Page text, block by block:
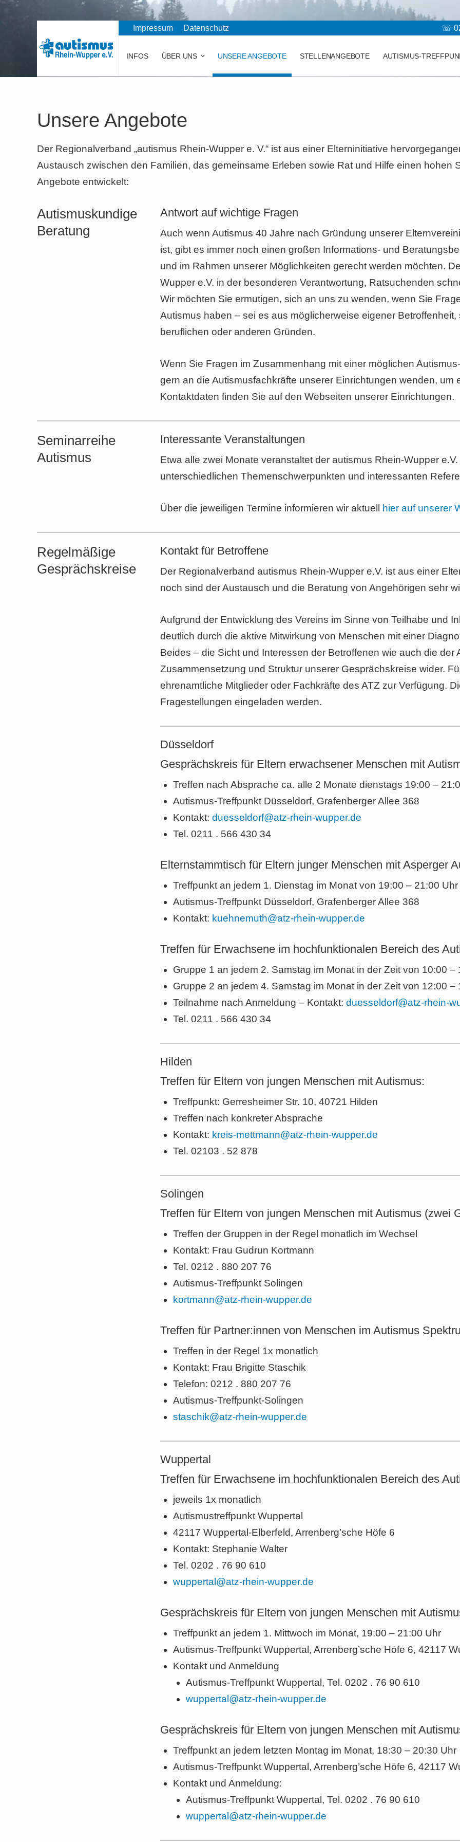
Impressum Datenschutz ☏
INFOS ÜBER UNS UNSERE ANGEBOTE STELLENANGEBOTE AUTISMUS-
Unsere Angebote
Der Regionalverband „autismus Rhein-Wupper e. V.“ ist aus einer Elterninitiative
Austausch zwischen den Familien, das gemeinsame Erleben sowie Rat und Hilfe einen hohen
Angebote entwickelt:
Autismuskundige
Beratung
Antwort auf wichtige Fragen
Auch wenn Autismus 40 Jahre nach Gründung unserer
ist, gibt es immer noch einen großen Informations- und
und im Rahmen unserer Möglichkeiten gerecht werden möchten.
Wupper e.V. in der besonderen Verantwortung, Ratsuchenden
Wir möchten Sie ermutigen, sich an uns zu wenden, wenn Sie
Autismus haben – sei es aus möglicherweise eigener
beruflichen oder anderen Gründen.
Wenn Sie Fragen im Zusammenhang mit einer möglichen
gern an die Autismusfachkräfte unserer Einrichtungen wenden, um
Kontaktdaten finden Sie auf den Webseiten unserer Einrichtungen.
Seminarreihe
Autismus
Interessante Veranstaltungen
Etwa alle zwei Monate veranstaltet der autismus Rhein-Wupper e.V.
unterschiedlichen Themenschwerpunkten und interessanten
Über die jeweiligen Termine informieren wir aktuell hier auf unserer
Regelmäßige
Gesprächskreise
Kontakt für Betroffene
Der Regionalverband autismus Rhein-Wupper e.V. ist aus einer
noch sind der Austausch und die Beratung von Angehörigen sehr
Aufgrund der Entwicklung des Vereins im Sinne von Teilhabe und
deutlich durch die aktive Mitwirkung von Menschen mit einer
Beides – die Sicht und Interessen der Betroffenen wie auch die der
Zusammensetzung und Struktur unserer Gesprächskreise wider.
ehrenamtliche Mitglieder oder Fachkräfte des ATZ zur Verfügung.
Fragestellungen eingeladen werden.
Düsseldorf
Gesprächskreis für Eltern erwachsener Menschen mit
Treffen nach Absprache ca. alle 2 Monate dienstags 19:00 –
Autismus-Treffpunkt Düsseldorf, Grafenberger Allee 368
Kontakt: duesseldorf@atz-rhein-wupper.de
Tel. 0211 . 566 430 34
Elternstammtisch für Eltern junger Menschen mit Asperger
Treffpunkt an jedem 1. Dienstag im Monat von 19:00 – 21:00
Autismus-Treffpunkt Düsseldorf, Grafenberger Allee 368
Kontakt: kuehnemuth@atz-rhein-wupper.de
Treffen für Erwachsene im hochfunktionalen Bereich des
Gruppe 1 an jedem 2. Samstag im Monat in der Zeit von 10:00 –
Gruppe 2 an jedem 4. Samstag im Monat in der Zeit von 12:00 –
Teilnahme nach Anmeldung – Kontakt: duesseldorf@atz-rhein-
Tel. 0211 . 566 430 34
Hilden
Treffen für Eltern von jungen Menschen mit Autismus:
Treffpunkt: Gerresheimer Str. 10, 40721 Hilden
Treffen nach konkreter Absprache
Kontakt: kreis-mettmann@atz-rhein-wupper.de
Tel. 02103 . 52 878
Solingen
Treffen für Eltern von jungen Menschen mit Autismus (zwei
Treffen der Gruppen in der Regel monatlich im Wechsel
Kontakt: Frau Gudrun Kortmann
Tel. 0212 . 880 207 76
Autismus-Treffpunkt Solingen
kortmann@atz-rhein-wupper.de
Treffen für Partner:innen von Menschen im Autismus
Treffen in der Regel 1x monatlich
Kontakt: Frau Brigitte Staschik
Telefon: 0212 . 880 207 76
Autismus-Treffpunkt-Solingen
staschik@atz-rhein-wupper.de
Wuppertal
Treffen für Erwachsene im hochfunktionalen Bereich des
jeweils 1x monatlich
Autismustreffpunkt Wuppertal
42117 Wuppertal-Elberfeld, Arrenberg’sche Höfe 6
Kontakt: Stephanie Walter
Tel. 0202 . 76 90 610
wuppertal@atz-rhein-wupper.de
Gesprächskreis für Eltern von jungen Menschen mit
Treffpunkt an jedem 1. Mittwoch im Monat, 19:00 – 21:00 Uhr
Autismus-Treffpunkt Wuppertal, Arrenberg’sche Höfe 6, 42117
Kontakt und Anmeldung
Autismus-Treffpunkt Wuppertal, Tel. 0202 . 76 90 610
wuppertal@atz-rhein-wupper.de
Gesprächskreis für Eltern von jungen Menschen mit
Treffpunkt an jedem letzten Montag im Monat, 18:30 – 20:30 Uhr
Autismus-Treffpunkt Wuppertal, Arrenberg’sche Höfe 6, 42117
Kontakt und Anmeldung:
Autismus-Treffpunkt Wuppertal, Tel. 0202 . 76 90 610
wuppertal@atz-rhein-wupper.de